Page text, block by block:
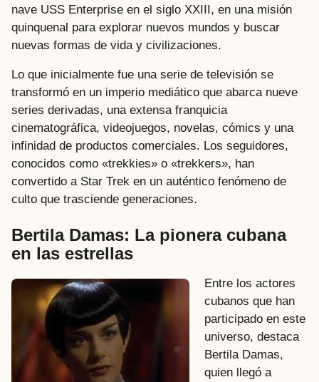
nave USS Enterprise en el siglo XXIII, en una misión
quinquenal para explorar nuevos mundos y buscar
nuevas formas de vida y civilizaciones.
Lo que inicialmente fue una serie de televisión se
transformó en un imperio mediático que abarca nueve
series derivadas, una extensa franquicia
cinematográfica, videojuegos, novelas, cómics y una
infinidad de productos comerciales. Los seguidores,
conocidos como «trekkies» o «trekkers», han
convertido a Star Trek en un auténtico fenómeno de
culto que trasciende generaciones.
Bertila Damas: La pionera cubana
en las estrellas
Entre los actores
cubanos que han
participado en este
universo, destaca
Bertila Damas,
quien llegó a